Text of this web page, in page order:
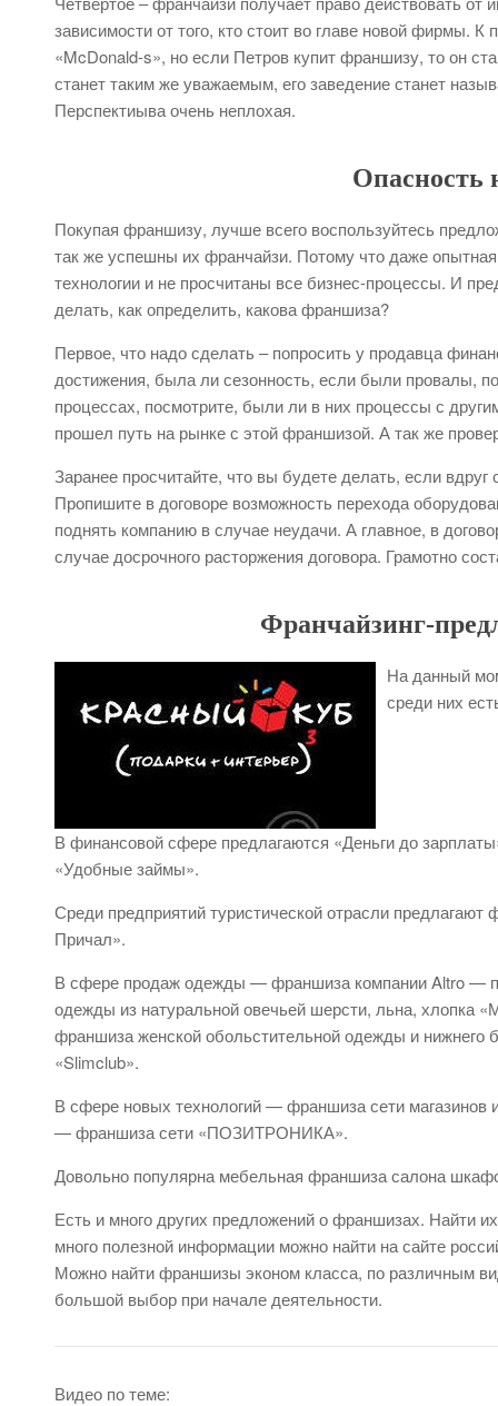
зависимости от того, кто стоит во главе новой фирмы.
«McDonald-s», но если Петров купит франшизу, то он
станет таким же уважаемым, его заведение станет
Перспектиыва очень неплохая.
Опасность
Покупая франшизу, лучше всего воспользуйтесь
так же успешны их франчайзи. Потому что даже
технологии и не просчитаны все бизнес-процессы. И
делать, как определить, какова франшиза?
Первое, что надо сделать – попросить у продавца
достижения, была ли сезонность, если были провалы,
процессах, посмотрите, были ли в них процессы с
прошел путь на рынке с этой франшизой. А так же
Заранее просчитайте, что вы будете делать, если
Пропишите в договоре возможность перехода
поднять компанию в случае неудачи. А главное, в
случае досрочного расторжения договора. Грамотно
Франчайзинг-
На данный
среди них
В финансовой сфере предлагаются «Деньги до
«Удобные займы».
Среди предприятий туристической отрасли
Причал».
В сфере продаж одежды — франшиза компании Altro —
одежды из натуральной овечьей шерсти, льна, хлопка
франшиза женской обольстительной одежды и
«Slimclub».
В сфере новых технологий — франшиза сети магазинов
— франшиза сети «ПОЗИТРОНИКА».
Довольно популярна мебельная франшиза салона
Есть и много других предложений о франшизах. Найти
много полезной информации можно найти на сайте
Можно найти франшизы эконом класса, по различным
большой выбор при начале деятельности.
Видео по теме: